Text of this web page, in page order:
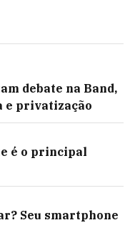
debate na Band,
e privatização
é o principal
Seu smartphone